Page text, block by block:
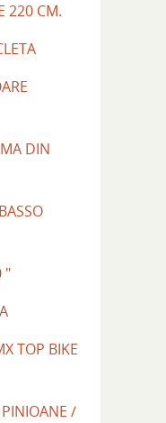
220 CM.
DIN
"
TOP BIKE
/